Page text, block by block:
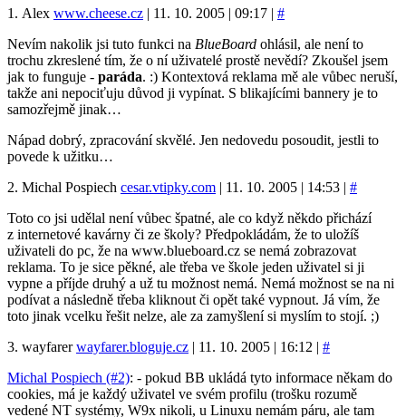
1. Alex www.cheese.cz | 11. 10. 2005 | 09:17 | #
Nevím nakolik jsi tuto funkci na BlueBoard ohlásil, ale není to
trochu zkreslené tím, že o ní uživatelé prostě nevědí? Zkoušel jsem
jak to funguje - paráda. :) Kontextová reklama mě ale vůbec neruší,
takže ani nepociťuju důvod ji vypínat. S blikajícími bannery je to
samozřejmě jinak…
Nápad dobrý, zpracování skvělé. Jen nedovedu posoudit, jestli to
povede k užitku…
2. Michal Pospiech cesar.vtipky.com | 11. 10. 2005 | 14:53 | #
Toto co jsi udělal není vůbec špatné, ale co když někdo přichází
z internetové kavárny či ze školy? Předpokládám, že to uložíš
uživateli do pc, že na www.blueboard.cz se nemá zobrazovat
reklama. To je sice pěkné, ale třeba ve škole jeden uživatel si ji
vypne a příjde druhý a už tu možnost nemá. Nemá možnost se na ni
podívat a následně třeba kliknout či opět také vypnout. Já vím, že
toto jinak vcelku řešit nelze, ale za zamyšlení si myslím to stojí. ;)
3. wayfarerwayfarer.bloguje.cz | 11. 10. 2005 | 16:12 | #
Michal Pospiech (#2): - pokud BB ukládá tyto informace někam do
cookies, má je každý uživatel ve svém profilu (trošku rozumě
vedené NT systémy, W9x nikoli, u Linuxu nemám páru, ale tam